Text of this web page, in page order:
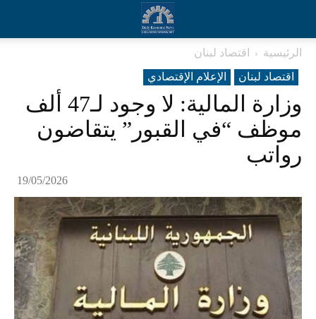
الرئيسية
اقتصاد لبنان
اقتصاد لبنان
الإعلام الإقتصادي
وزارة المالية: لا وجود لـ47 ألف
موظف “في القبور” يتقاضون
رواتب
19/05/2026